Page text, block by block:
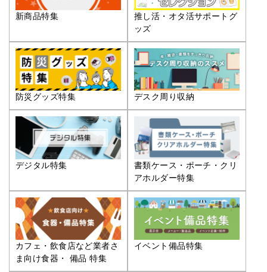
新商品特集
推し活・オタ活サポートグ
ッズ
防災グッズ特集 デスク周り収納
デジタル特集
書類ケース・ポーチ・クリ
アホルダー特集
カフェ・飲食店など業者さ
ま向け食器・ 備品 特集
イベント備品特集